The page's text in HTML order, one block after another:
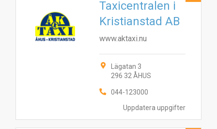
Uppdatera uppgifter
Taxicentralen i
Kristianstad AB
www.aktaxi.nu
Lägatan 3
296 32 ÅHUS
044-123000